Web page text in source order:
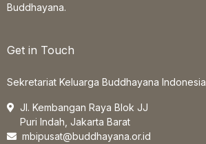
Buddhayana.
Get in Touch
Sekretariat Keluarga Buddhayana Indonesia
Jl. Kembangan Raya Blok JJ
Puri Indah, Jakarta Barat
mbipusat@buddhayana.or.id